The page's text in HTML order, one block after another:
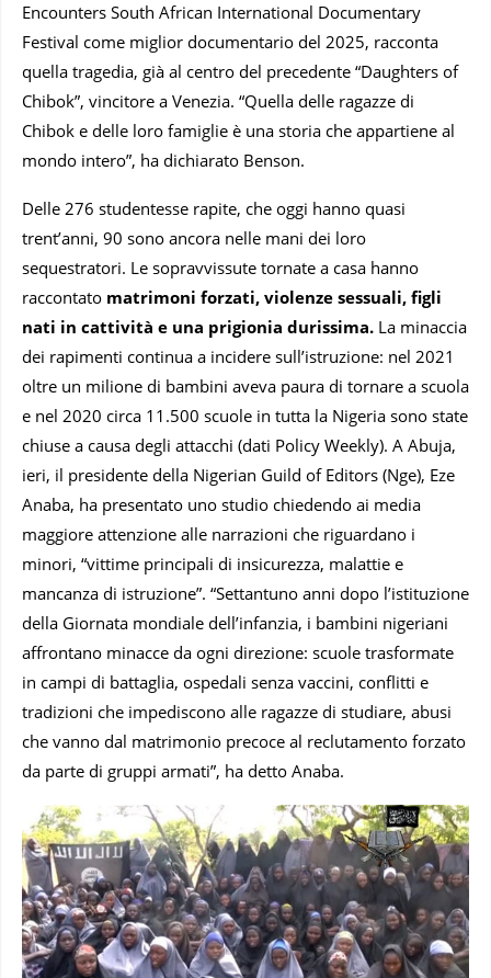
Encounters South African International Documentary
Festival come miglior documentario del 2025, racconta
quella tragedia, già al centro del precedente “Daughters of
Chibok”, vincitore a Venezia. “Quella delle ragazze di
Chibok e delle loro famiglie è una storia che appartiene al
mondo intero”, ha dichiarato Benson.
Delle 276 studentesse rapite, che oggi hanno quasi
trent’anni, 90 sono ancora nelle mani dei loro
sequestratori. Le sopravvissute tornate a casa hanno
raccontato matrimoni forzati, violenze sessuali, figli
nati in cattività e una prigionia durissima. La minaccia
dei rapimenti continua a incidere sull’istruzione: nel 2021
oltre un milione di bambini aveva paura di tornare a scuola
e nel 2020 circa 11.500 scuole in tutta la Nigeria sono state
chiuse a causa degli attacchi (dati Policy Weekly). A Abuja,
ieri, il presidente della Nigerian Guild of Editors (Nge), Eze
Anaba, ha presentato uno studio chiedendo ai media
maggiore attenzione alle narrazioni che riguardano i
minori, “vittime principali di insicurezza, malattie e
mancanza di istruzione”. “Settantuno anni dopo l’istituzione
della Giornata mondiale dell’infanzia, i bambini nigeriani
affrontano minacce da ogni direzione: scuole trasformate
in campi di battaglia, ospedali senza vaccini, conflitti e
tradizioni che impediscono alle ragazze di studiare, abusi
che vanno dal matrimonio precoce al reclutamento forzato
da parte di gruppi armati”, ha detto Anaba.